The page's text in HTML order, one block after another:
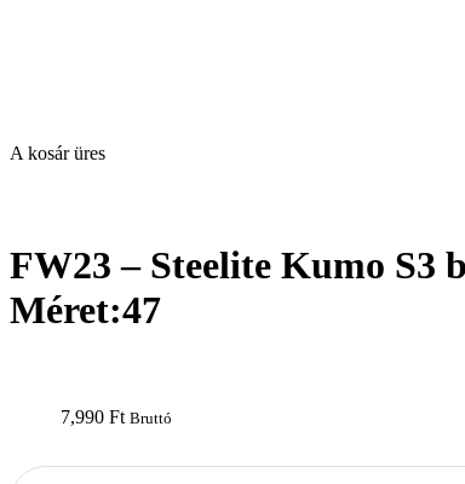
A kosár üres
FW23 – Steelite Kumo S3
Méret:47
7,990 Ft Bruttó